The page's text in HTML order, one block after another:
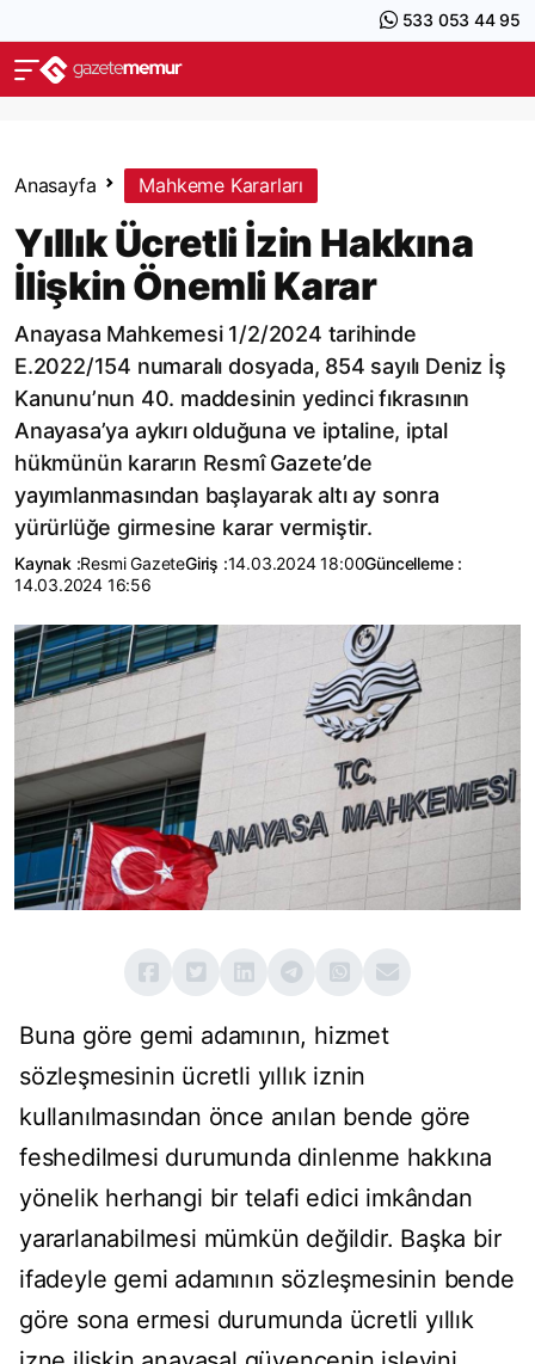
533 053 44 95
Anasayfa Mahkeme Kararları
Yıllık Ücretli İzin Hakkına
İlişkin Önemli Karar
Anayasa Mahkemesi 1/2/2024 tarihinde
E.2022/154 numaralı dosyada, 854 sayılı Deniz İş
Kanunu’nun 40. maddesinin yedinci fıkrasının
Anayasa’ya aykırı olduğuna ve iptaline, iptal
hükmünün kararın Resmî Gazete’de
yayımlanmasından başlayarak altı ay sonra
yürürlüğe girmesine karar vermiştir.
Kaynak :Resmi GazeteGiriş :14.03.2024 18:00Güncelleme :
14.03.2024 16:56
Buna göre gemi adamının, hizmet
sözleşmesinin ücretli yıllık iznin
kullanılmasından önce anılan bende göre
feshedilmesi durumunda dinlenme hakkına
yönelik herhangi bir telafi edici imkândan
yararlanabilmesi mümkün değildir. Başka bir
ifadeyle gemi adamının sözleşmesinin bende
göre sona ermesi durumunda ücretli yıllık